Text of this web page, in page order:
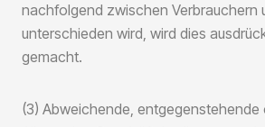
nachfolgend zwischen Verbrauchern
unterschieden wird, wird dies
gemacht.
(3) Abweichende,